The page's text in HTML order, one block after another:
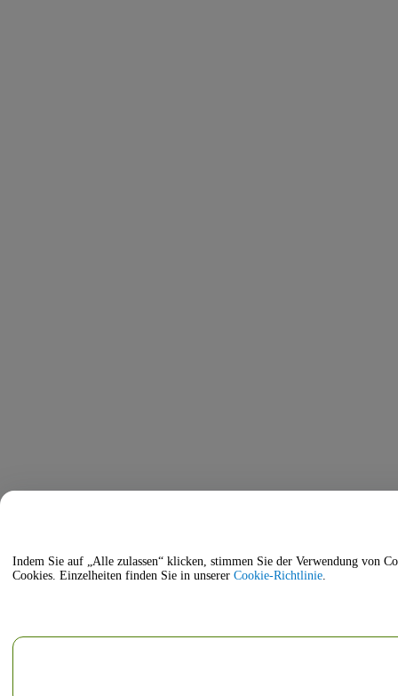
Indem Sie auf „Alle zulassen“ klicken, stimmen Sie der Verwendung von Cookies zur
Cookies. Einzelheiten finden Sie in unserer Cookie-Richtlinie.